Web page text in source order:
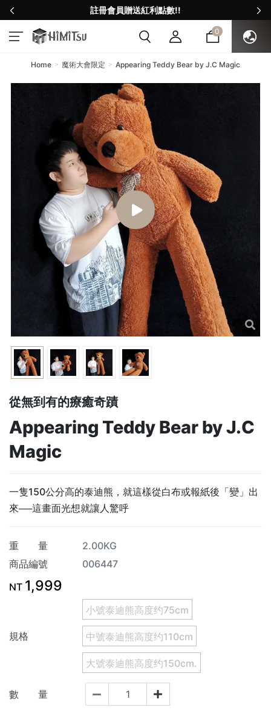
註冊會員贈送紅利點數!!
0
Home 魔術大會限定 Appearing Teddy Bear by J.C Magic
從無到有的療癒奇蹟
Appearing Teddy Bear by J.C
Magic
一隻150公分高的泰迪熊，就這樣從白布或報紙後「變」出
來──這畫面光想就讓人驚呼
重 量
2.00KG
商品編號
006447
NT 1,999
規格
小號泰迪熊高度约75cm
中號泰迪熊高度约110cm
大號泰迪熊高度约150cm.
數 量